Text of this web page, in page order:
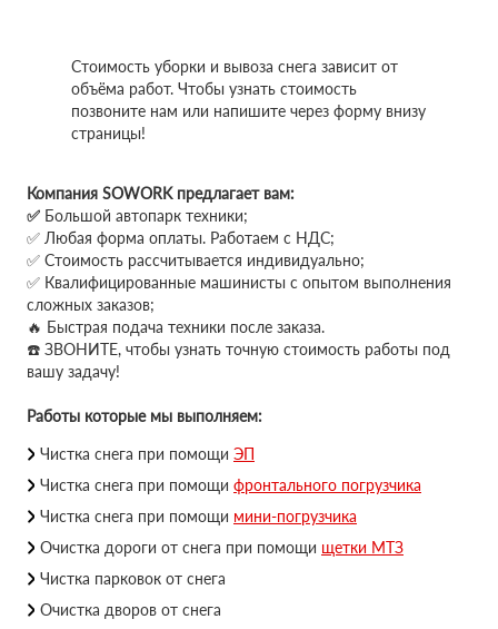
Стоимость уборки и вывоза снега зависит от
объёма работ. Чтобы узнать стоимость
позвоните нам или напишите через форму внизу
страницы!
Компания SOWORK предлагает вам:
✅ Большой автопарк техники;
✅ Любая форма оплаты. Работаем с НДС;
✅ Стоимость рассчитывается индивидуально;
✅ Квалифицированные машинисты с опытом выполнения
сложных заказов;
🔥 Быстрая подача техники после заказа.
☎️ ЗВОНИТЕ, чтобы узнать точную стоимость работы под
вашу задачу!
Работы которые мы выполняем:
Чистка снега при помощи ЭП
Чистка снега при помощи фронтального погрузчика
Чистка снега при помощи мини-погрузчика
Очистка дороги от снега при помощи щетки МТЗ
Чистка парковок от снега
Очистка дворов от снега